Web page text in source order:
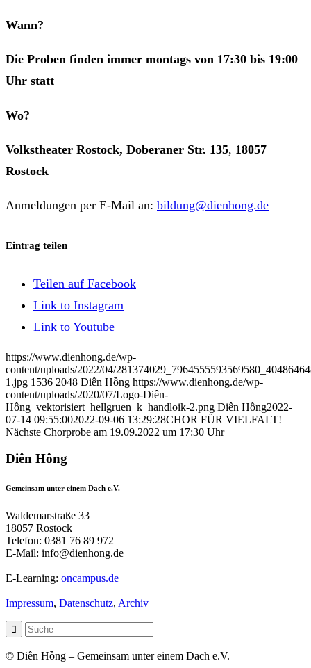
Wann?
Die Proben finden immer montags von 17:30 bis 19:00
Uhr statt
Wo?
Volkstheater Rostock, Doberaner Str. 135, 18057
Rostock
Anmeldungen per E-Mail an: bildung@dienhong.de
Eintrag teilen
Teilen auf Facebook
Link to Instagram
Link to Youtube
https://www.dienhong.de/wp-
content/uploads/2022/04/
1.jpg 1536 2048 Diên Hồng https://www.dienhong.de/wp-
content/uploads/2020/07/Logo-Diên-
Hông_vektorisiert_hellgruen_k_handloik-2.png Diên Hồng2022-
07-14 09:55:002022-09-06 13:29:28CHOR FÜR VIELFALT!
Nächste Chorprobe am 19.09.2022 um 17:30 Uhr
Diên Hông
Gemeinsam unter einem Dach e.V.
Waldemarstraße 33
18057 Rostock
Telefon: 0381 76 89 972
E-Mail: info@dienhong.de
—
E-Learning: oncampus.de
—
Impressum, Datenschutz, Archiv
© Diên Hồng – Gemeinsam unter einem Dach e.V.